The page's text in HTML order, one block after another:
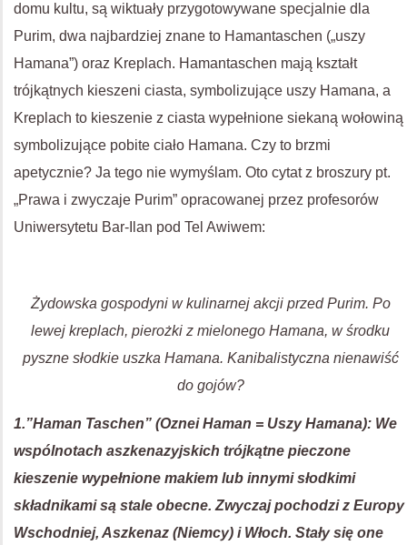
domu kultu, są wiktuały przygotowywane specjalnie dla
Purim, dwa najbardziej znane to Hamantaschen („uszy
Hamana”) oraz Kreplach. Hamantaschen mają kształt
trójkątnych kieszeni ciasta, symbolizujące uszy Hamana, a
Kreplach to kieszenie z ciasta wypełnione siekaną wołowiną
symbolizujące pobite ciało Hamana. Czy to brzmi
apetycznie? Ja tego nie wymyślam. Oto cytat z broszury pt.
„Prawa i zwyczaje Purim” opracowanej przez profesorów
Uniwersytetu Bar-Ilan pod Tel Awiwem:
Żydowska gospodyni w kulinarnej akcji przed Purim. Po
lewej kreplach, pierożki z mielonego Hamana, w środku
pyszne słodkie uszka Hamana. Kanibalistyczna nienawiść
do gojów?
1.”Haman Taschen” (Oznei Haman = Uszy Hamana): We
wspólnotach aszkenazyjskich trójkątne pieczone
kieszenie wypełnione makiem lub innymi słodkimi
składnikami są stale obecne. Zwyczaj pochodzi z Europy
Wschodniej, Aszkenaz (Niemcy) i Włoch. Stały się one